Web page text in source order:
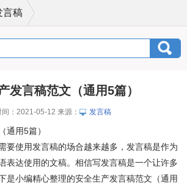
言稿
发言稿范文（通用5篇）
：2021-05-12 来源： 发言稿
通用5篇）
使用发言稿的场合越来越多，发言稿是作为
表达使用的文稿。相信写发言稿是一个让许多
是小编精心整理的安全生产发言稿范文（通用